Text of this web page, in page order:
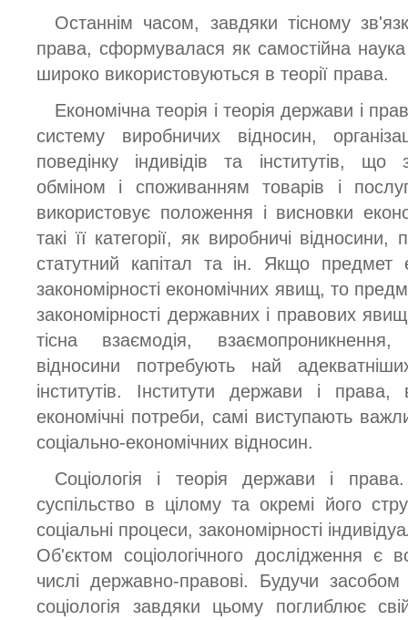
Останнім часом, завдяки тісному
права, сформувалася як самостійна наука
широко використовуються в теорії права.
Економічна теорія і теорія держави і
систему виробничих відносин,
поведінку індивідів та інститутів,
обміном і споживанням товарів і
використовує положення і висновки
такі її категорії, як виробничі відносини,
статутний капітал та ін. Якщо предмет
закономірності економічних явищ, то
закономірності державних і правових
тісна взаємодія,
відносини потребують най
інститутів. Інститути держави і
економічні потреби, самі виступають
соціально-економічних відносин.
Соціологія і теорія держави і
суспільство в цілому та окремі його
соціальні процеси, закономірності
Об'єктом соціологічного дослідження є
числі державно-правові. Будучи
соціологія завдяки цьому поглиблює